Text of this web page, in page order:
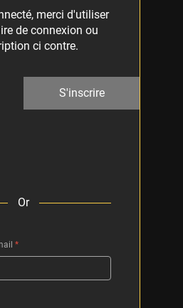
merci d'utiliser
de connexion ou
ci contre.
S'inscrire
Or
*